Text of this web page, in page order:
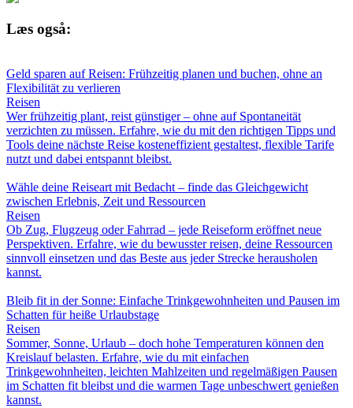
Læs også:
Geld sparen auf Reisen: Frühzeitig planen und buchen, ohne an
Flexibilität zu verlieren
Reisen
Wer frühzeitig plant, reist günstiger – ohne auf Spontaneität
verzichten zu müssen. Erfahre, wie du mit den richtigen Tipps und
Tools deine nächste Reise kosteneffizient gestaltest, flexible Tarife
nutzt und dabei entspannt bleibst.
Wähle deine Reiseart mit Bedacht – finde das Gleichgewicht
zwischen Erlebnis, Zeit und Ressourcen
Reisen
Ob Zug, Flugzeug oder Fahrrad – jede Reiseform eröffnet neue
Perspektiven. Erfahre, wie du bewusster reisen, deine Ressourcen
sinnvoll einsetzen und das Beste aus jeder Strecke herausholen
kannst.
Bleib fit in der Sonne: Einfache Trinkgewohnheiten und Pausen im
Schatten für heiße Urlaubstage
Reisen
Sommer, Sonne, Urlaub – doch hohe Temperaturen können den
Kreislauf belasten. Erfahre, wie du mit einfachen
Trinkgewohnheiten, leichten Mahlzeiten und regelmäßigen Pausen
im Schatten fit bleibst und die warmen Tage unbeschwert genießen
kannst.